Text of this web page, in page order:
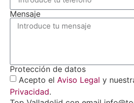
Mensaje
Protección de datos
Acepto el Aviso Legal y
Privacidad.